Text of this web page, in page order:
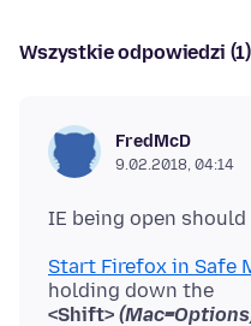
Wszystkie odpowiedzi (1)
FredMcD
9.02.2018, 04:14
Start Firefox in Safe
<Shift>